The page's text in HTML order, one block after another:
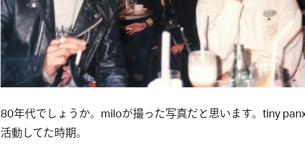
80年代でしょうか。miloが撮った写真だと思います。tiny
活動してた時期。